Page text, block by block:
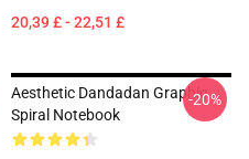
20,39 £ - 22,51 £
Aesthetic Dandadan Graphic
Spiral Notebook
-20%